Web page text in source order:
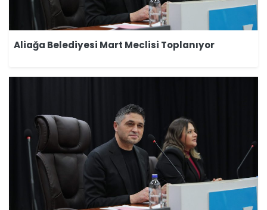
Aliağa Belediyesi Mart Meclisi Toplanıyor